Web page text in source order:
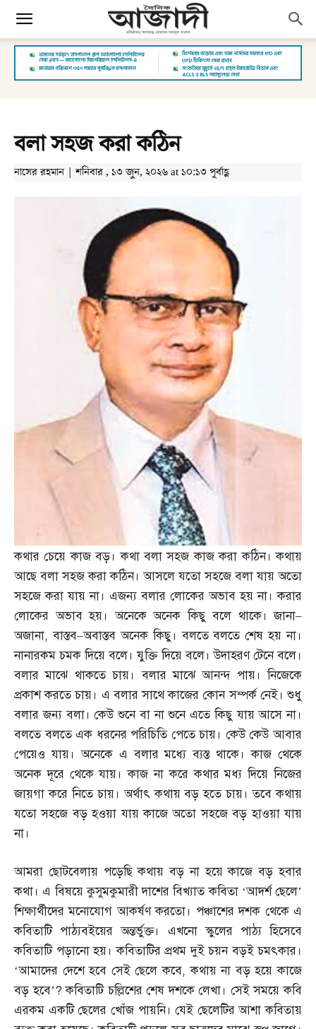
বলা সহজ করা কঠিন
নাসের রহমান | শনিবার , ১৩ জুন, ২০২৬ at ১০:১৩ পূর্বাহ্ণ
কথার চেয়ে কাজ বড়। কথা বলা সহজ কাজ করা কঠিন। কথায়
আছে বলা সহজ করা কঠিন। আসলে যতো সহজে বলা যায় অতো
সহজে করা যায় না। এজন্য বলার লোকের অভাব হয় না। করার
লোকের অভাব হয়। অনেকে অনেক কিছু বলে থাকে। জানা–
অজানা,বাস্তব–অবাস্তব অনেক কিছু। বলতে বলতে শেষ হয় না।
নানারকম চমক দিয়ে বলে। যুক্তি দিয়ে বলে। উদাহরণ টেনে বলে।
বলার মাঝে থাকতে চায়। বলার মাঝে আনন্দ পায়। নিজেকে
প্রকাশ করতে চায়। এ বলার সাথে কাজের কোন সম্পর্ক নেই। শুধু
বলার জন্য বলা। কেউ শুনে বা না শুনে এতে কিছু যায় আসে না।
বলতে বলতে এক ধরনের পরিচিতি পেতে চায়। কেউ কেউ আবার
পেয়েও যায়। অনেকে এ বলার মধ্যে ব্যস্ত থাকে। কাজ থেকে
অনেক দূরে থেকে যায়। কাজ না করে কথার মধ্য দিয়ে নিজের
জায়গা করে নিতে চায়। অর্থাৎ কথায় বড় হতে চায়। তবে কথায়
যতো সহজে বড় হওয়া যায় কাজে অতো সহজে বড় হাওয়া যায়
না।
আমরা ছোটবেলায় পড়েছি কথায় বড় না হয়ে কাজে বড় হবার
কথা। এ বিষয়ে কুসুমকুমারী দাশের বিখ্যাত কবিতা ‘আদর্শ ছেলে’
শিক্ষার্থীদের মনোযোগ আকর্ষণ করতো। পঞ্চাশের দশক থেকে এ
কবিতাটি পাঠ্যবইয়ের অন্তর্ভুক্ত। এখনো স্কুলের পাঠ্য হিসেবে
কবিতাটি পড়ানো হয়। কবিতাটির প্রথম দুই চয়ন বড়ই চমৎকার।
‘আমাদের দেশে হবে সেই ছেলে কবে,কথায় না বড় হয়ে কাজে
বড় হবে’?কবিতাটি চল্লিশের শেষ দশকে লেখা। সেই সময়ে কবি
এরকম একটি ছেলের খোঁজ পায়নি। যেই ছেলেটির আশা কবিতায়